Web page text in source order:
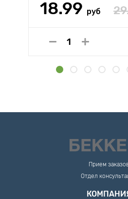
18.99 руб
Прием
Отдел